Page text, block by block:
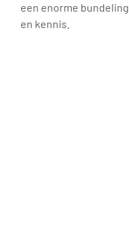
een enorme
en kennis.